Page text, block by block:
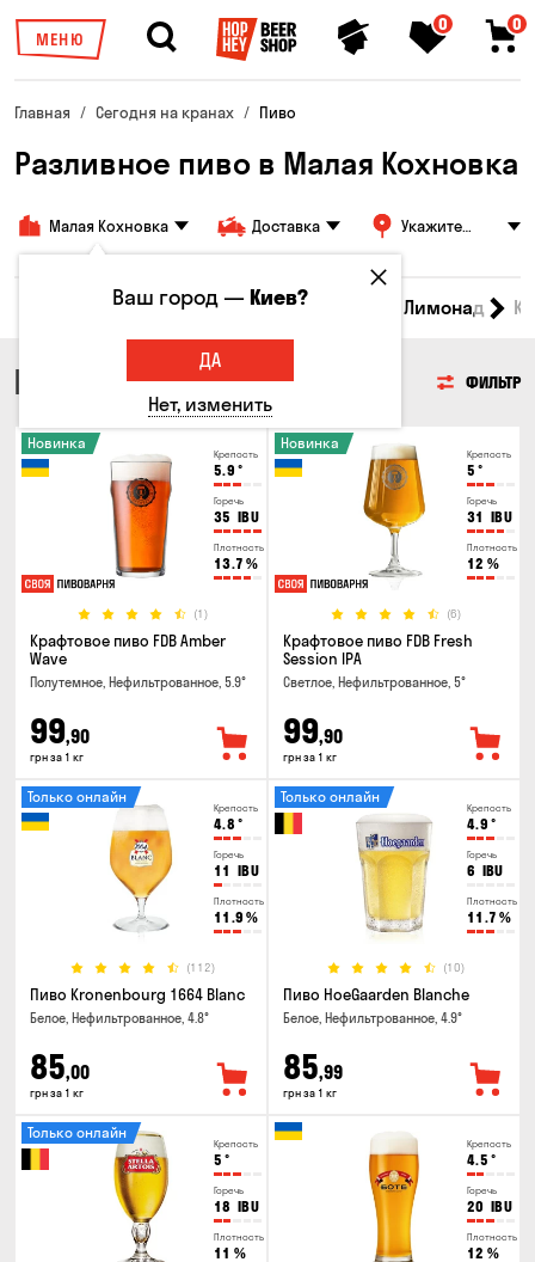
МЕНЮ
0 0
Главная Сегодня на кранах Пиво
Разливное пиво в Малая Кохновка
Малая Кохновка Доставка
Укажите
Все товары Пиво Сидр Лимонад
ПИВО ФИЛЬТР
Крепость
5.9 °
Горечь
35 IBU
Плотность
13.7 %
(1)
Новинка
Крафтовое пиво FDB Amber
Wave
Полутемное, Нефильтрованное, 5.9°
99,90
грн за 1 кг
Крепость
5 °
Горечь
31 IBU
Плотность
12 %
(6)
Новинка
Крафтовое пиво FDB Fresh
Session IPA
Светлое, Нефильтрованное, 5°
99,90
грн за 1 кг
Крепость
4.8 °
Горечь
11 IBU
Плотность
11.9 %
(112)
Только онлайн
Пиво Kronenbourg 1664 Blanc
Белое, Нефильтрованное, 4.8°
85,00
грн за 1 кг
Крепость
4.9 °
Горечь
6 IBU
Плотность
11.7 %
(10)
Только онлайн
Пиво HoeGaarden Blanche
Белое, Нефильтрованное, 4.9°
85,99
грн за 1 кг
Крепость
5 °
Горечь
18 IBU
Плотность
11 %
Только онлайн
Крепость
4.5 °
Горечь
20 IBU
Плотность
12 %
Ваш город —Киев?
ДА
Нет, изменить